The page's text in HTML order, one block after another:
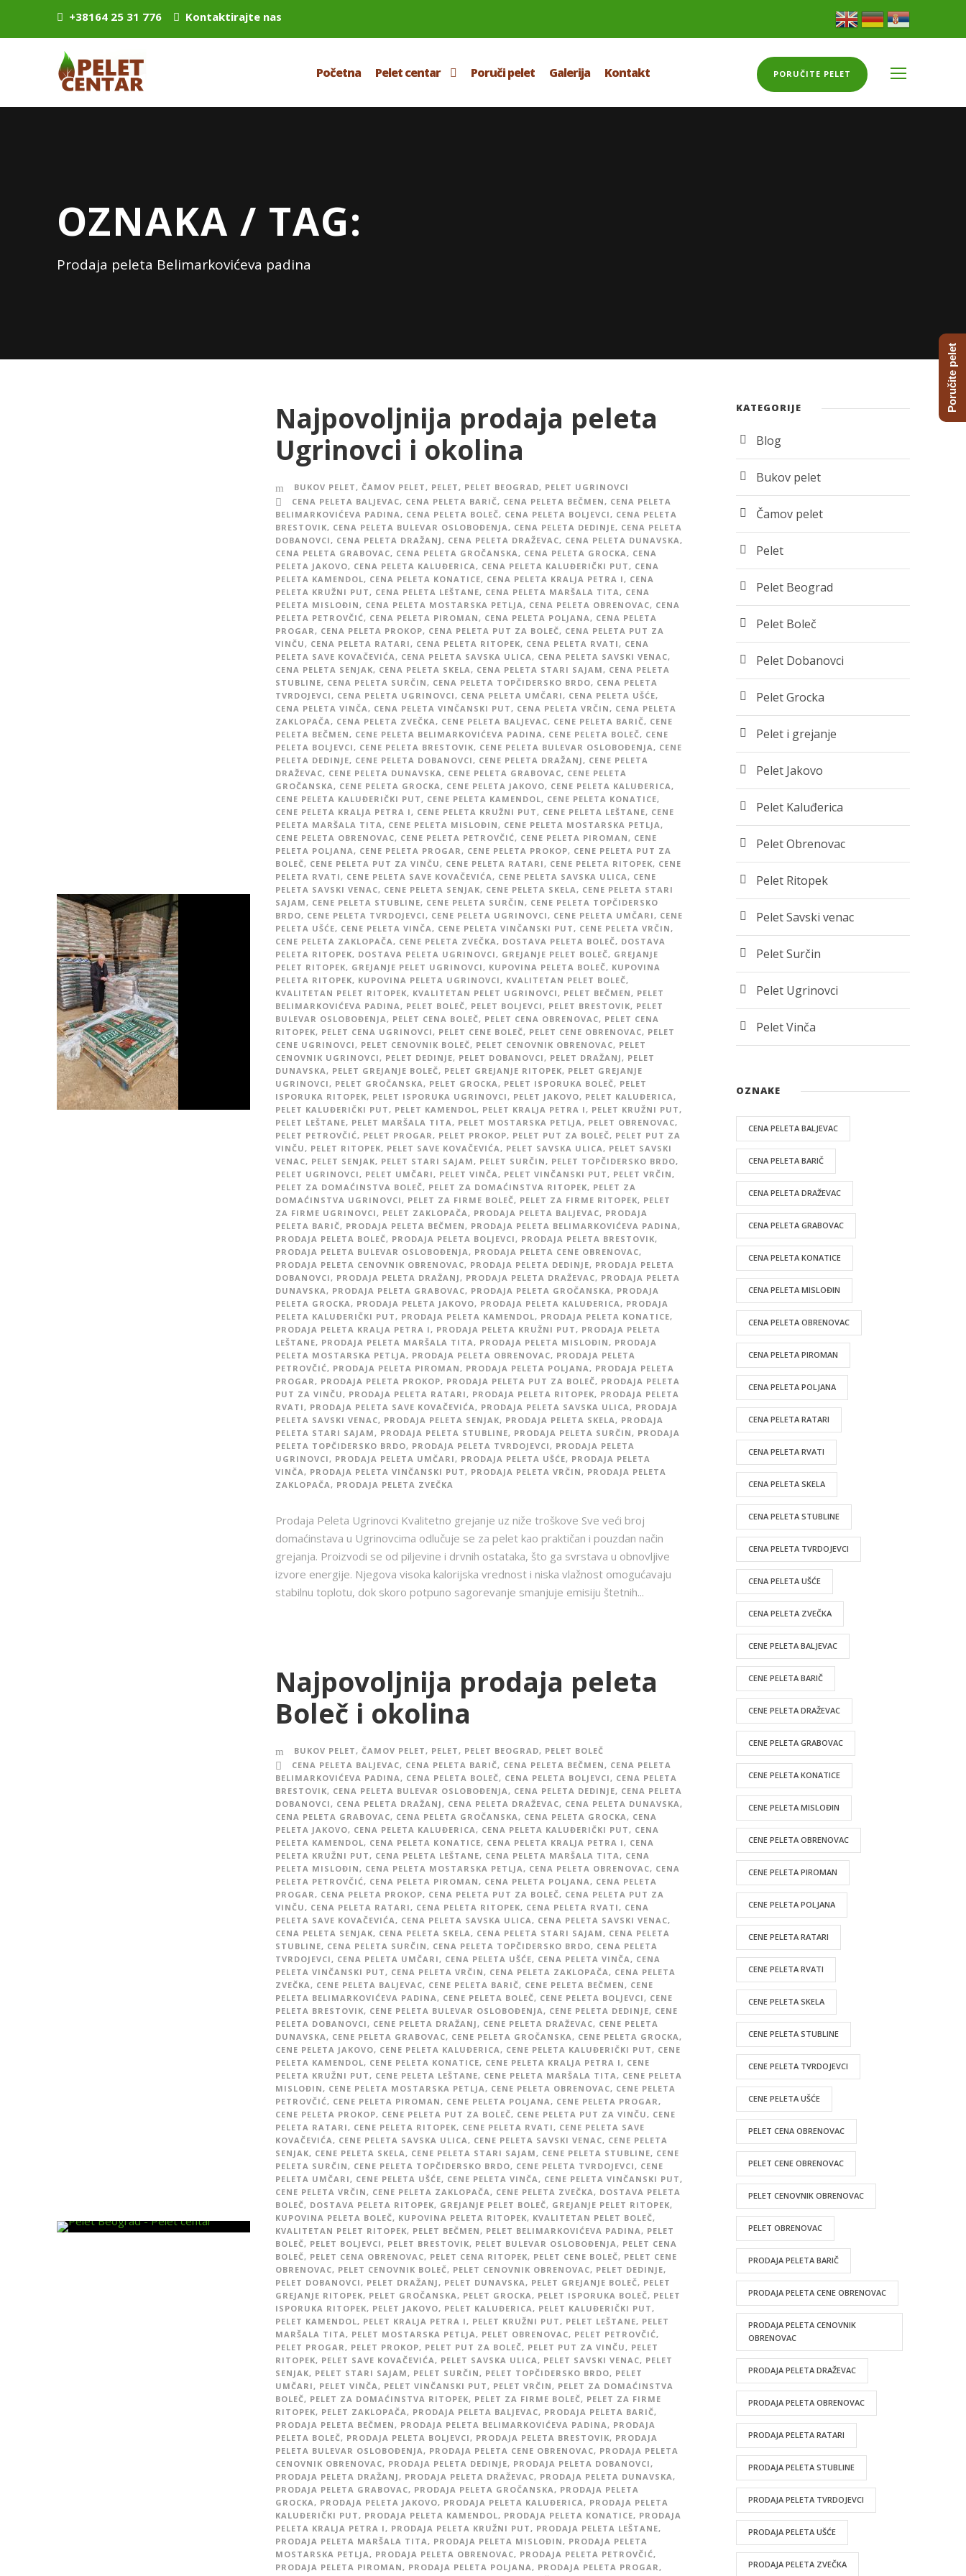
+38164 25 31 776 Kontaktirajte nas
Početna Pelet centar Poruči pelet Galerija Kontakt PORUČITE PELET
OZNAKA / TAG:
Prodaja peleta Belimarkovićeva padina
Najpovoljnija prodaja peleta
Ugrinovci i okolina
BUKOV PELET, ČAMOV PELET, PELET, PELET BEOGRAD, PELET UGRINOVCI
CENA PELETA BALJEVAC, CENA PELETA BARIČ, CENA PELETA BEČMEN, CENA PELETA
BELIMARKOVIĆEVA PADINA, CENA PELETA BOLEČ, CENA PELETA BOLJEVCI, CENA PELETA
BRESTOVIK, CENA PELETA BULEVAR OSLOBOĐENJA, CENA PELETA DEDINJE, CENA PELETA
DOBANOVCI, CENA PELETA DRAŽANJ, CENA PELETA DRAŽEVAC, CENA PELETA DUNAVSKA,
CENA PELETA GRABOVAC, CENA PELETA GROČANSKA, CENA PELETA GROCKA, CENA
PELETA JAKOVO, CENA PELETA KALUĐERICA, CENA PELETA KALUĐERIČKI PUT, CENA
PELETA KAMENDOL, CENA PELETA KONATICE, CENA PELETA KRALJA PETRA I, CENA
PELETA KRUŽNI PUT, CENA PELETA LEŠTANE, CENA PELETA MARŠALA TITA, CENA
PELETA MISLOĐIN, CENA PELETA MOSTARSKA PETLJA, CENA PELETA OBRENOVAC, CENA
PELETA PETROVČIĆ, CENA PELETA PIROMAN, CENA PELETA POLJANA, CENA PELETA
PROGAR, CENA PELETA PROKOP, CENA PELETA PUT ZA BOLEČ, CENA PELETA PUT ZA
VINČU, CENA PELETA RATARI, CENA PELETA RITOPEK, CENA PELETA RVATI, CENA
PELETA SAVE KOVAČEVIĆA, CENA PELETA SAVSKA ULICA, CENA PELETA SAVSKI VENAC,
CENA PELETA SENJAK, CENA PELETA SKELA, CENA PELETA STARI SAJAM, CENA PELETA
STUBLINE, CENA PELETA SURČIN, CENA PELETA TOPČIDERSKO BRDO, CENA PELETA
TVRDOJEVCI, CENA PELETA UGRINOVCI, CENA PELETA UMČARI, CENA PELETA UŠĆE,
CENA PELETA VINČA, CENA PELETA VINČANSKI PUT, CENA PELETA VRČIN, CENA PELETA
ZAKLOPAČA, CENA PELETA ZVEČKA, CENE PELETA BALJEVAC, CENE PELETA BARIČ, CENE
PELETA BEČMEN, CENE PELETA BELIMARKOVIĆEVA PADINA, CENE PELETA BOLEČ, CENE
PELETA BOLJEVCI, CENE PELETA BRESTOVIK, CENE PELETA BULEVAR OSLOBOĐENJA, CENE
PELETA DEDINJE, CENE PELETA DOBANOVCI, CENE PELETA DRAŽANJ, CENE PELETA
DRAŽEVAC, CENE PELETA DUNAVSKA, CENE PELETA GRABOVAC, CENE PELETA
GROČANSKA, CENE PELETA GROCKA, CENE PELETA JAKOVO, CENE PELETA KALUĐERICA,
CENE PELETA KALUĐERIČKI PUT, CENE PELETA KAMENDOL, CENE PELETA KONATICE,
CENE PELETA KRALJA PETRA I, CENE PELETA KRUŽNI PUT, CENE PELETA LEŠTANE, CENE
PELETA MARŠALA TITA, CENE PELETA MISLOĐIN, CENE PELETA MOSTARSKA PETLJA,
CENE PELETA OBRENOVAC, CENE PELETA PETROVČIĆ, CENE PELETA PIROMAN, CENE
PELETA POLJANA, CENE PELETA PROGAR, CENE PELETA PROKOP, CENE PELETA PUT ZA
BOLEČ, CENE PELETA PUT ZA VINČU, CENE PELETA RATARI, CENE PELETA RITOPEK, CENE
PELETA RVATI, CENE PELETA SAVE KOVAČEVIĆA, CENE PELETA SAVSKA ULICA, CENE
PELETA SAVSKI VENAC, CENE PELETA SENJAK, CENE PELETA SKELA, CENE PELETA STARI
SAJAM, CENE PELETA STUBLINE, CENE PELETA SURČIN, CENE PELETA TOPČIDERSKO
BRDO, CENE PELETA TVRDOJEVCI, CENE PELETA UGRINOVCI, CENE PELETA UMČARI, CENE
PELETA UŠĆE, CENE PELETA VINČA, CENE PELETA VINČANSKI PUT, CENE PELETA VRČIN,
CENE PELETA ZAKLOPAČA, CENE PELETA ZVEČKA, DOSTAVA PELETA BOLEČ, DOSTAVA
PELETA RITOPEK, DOSTAVA PELETA UGRINOVCI, GREJANJE PELET BOLEČ, GREJANJE
PELET RITOPEK, GREJANJE PELET UGRINOVCI, KUPOVINA PELETA BOLEČ, KUPOVINA
PELETA RITOPEK, KUPOVINA PELETA UGRINOVCI, KVALITETAN PELET BOLEČ,
KVALITETAN PELET RITOPEK, KVALITETAN PELET UGRINOVCI, PELET BEČMEN, PELET
BELIMARKOVIĆEVA PADINA, PELET BOLEČ, PELET BOLJEVCI, PELET BRESTOVIK, PELET
BULEVAR OSLOBOĐENJA, PELET CENA BOLEČ, PELET CENA OBRENOVAC, PELET CENA
RITOPEK, PELET CENA UGRINOVCI, PELET CENE BOLEČ, PELET CENE OBRENOVAC, PELET
CENE UGRINOVCI, PELET CENOVNIK BOLEČ, PELET CENOVNIK OBRENOVAC, PELET
CENOVNIK UGRINOVCI, PELET DEDINJE, PELET DOBANOVCI, PELET DRAŽANJ, PELET
DUNAVSKA, PELET GREJANJE BOLEČ, PELET GREJANJE RITOPEK, PELET GREJANJE
UGRINOVCI, PELET GROČANSKA, PELET GROCKA, PELET ISPORUKA BOLEČ, PELET
ISPORUKA RITOPEK, PELET ISPORUKA UGRINOVCI, PELET JAKOVO, PELET KALUĐERICA,
PELET KALUĐERIČKI PUT, PELET KAMENDOL, PELET KRALJA PETRA I, PELET KRUŽNI PUT,
PELET LEŠTANE, PELET MARŠALA TITA, PELET MOSTARSKA PETLJA, PELET OBRENOVAC,
PELET PETROVČIĆ, PELET PROGAR, PELET PROKOP, PELET PUT ZA BOLEČ, PELET PUT ZA
VINČU, PELET RITOPEK, PELET SAVE KOVAČEVIĆA, PELET SAVSKA ULICA, PELET SAVSKI
VENAC, PELET SENJAK, PELET STARI SAJAM, PELET SURČIN, PELET TOPČIDERSKO BRDO,
PELET UGRINOVCI, PELET UMČARI, PELET VINČA, PELET VINČANSKI PUT, PELET VRČIN,
PELET ZA DOMAĆINSTVA BOLEČ, PELET ZA DOMAĆINSTVA RITOPEK, PELET ZA
DOMAĆINSTVA UGRINOVCI, PELET ZA FIRME BOLEČ, PELET ZA FIRME RITOPEK, PELET
ZA FIRME UGRINOVCI, PELET ZAKLOPAČA, PRODAJA PELETA BALJEVAC, PRODAJA
PELETA BARIČ, PRODAJA PELETA BEČMEN, PRODAJA PELETA BELIMARKOVIĆEVA PADINA,
PRODAJA PELETA BOLEČ, PRODAJA PELETA BOLJEVCI, PRODAJA PELETA BRESTOVIK,
PRODAJA PELETA BULEVAR OSLOBOĐENJA, PRODAJA PELETA CENE OBRENOVAC,
PRODAJA PELETA CENOVNIK OBRENOVAC, PRODAJA PELETA DEDINJE, PRODAJA PELETA
DOBANOVCI, PRODAJA PELETA DRAŽANJ, PRODAJA PELETA DRAŽEVAC, PRODAJA PELETA
DUNAVSKA, PRODAJA PELETA GRABOVAC, PRODAJA PELETA GROČANSKA, PRODAJA
PELETA GROCKA, PRODAJA PELETA JAKOVO, PRODAJA PELETA KALUĐERICA, PRODAJA
PELETA KALUĐERIČKI PUT, PRODAJA PELETA KAMENDOL, PRODAJA PELETA KONATICE,
PRODAJA PELETA KRALJA PETRA I, PRODAJA PELETA KRUŽNI PUT, PRODAJA PELETA
LEŠTANE, PRODAJA PELETA MARŠALA TITA, PRODAJA PELETA MISLOĐIN, PRODAJA
PELETA MOSTARSKA PETLJA, PRODAJA PELETA OBRENOVAC, PRODAJA PELETA
PETROVČIĆ, PRODAJA PELETA PIROMAN, PRODAJA PELETA POLJANA, PRODAJA PELETA
PROGAR, PRODAJA PELETA PROKOP, PRODAJA PELETA PUT ZA BOLEČ, PRODAJA PELETA
PUT ZA VINČU, PRODAJA PELETA RATARI, PRODAJA PELETA RITOPEK, PRODAJA PELETA
RVATI, PRODAJA PELETA SAVE KOVAČEVIĆA, PRODAJA PELETA SAVSKA ULICA, PRODAJA
PELETA SAVSKI VENAC, PRODAJA PELETA SENJAK, PRODAJA PELETA SKELA, PRODAJA
PELETA STARI SAJAM, PRODAJA PELETA STUBLINE, PRODAJA PELETA SURČIN, PRODAJA
PELETA TOPČIDERSKO BRDO, PRODAJA PELETA TVRDOJEVCI, PRODAJA PELETA
UGRINOVCI, PRODAJA PELETA UMČARI, PRODAJA PELETA UŠĆE, PRODAJA PELETA
VINČA, PRODAJA PELETA VINČANSKI PUT, PRODAJA PELETA VRČIN, PRODAJA PELETA
ZAKLOPAČA, PRODAJA PELETA ZVEČKA
Prodaja Peleta Ugrinovci Kvalitetno grejanje uz niže troškove Sve veći broj
domaćinstava u Ugrinovcima odlučuje se za pelet kao praktičan i pouzdan način
grejanja. Proizvodi se od piljevine i drvnih ostataka, što ga svrstava u obnovljive
izvore energije. Njegova visoka kalorijska vrednost i niska vlažnost omogućavaju
stabilnu toplotu, dok skoro potpuno sagorevanje smanjuje emisiju štetnih...
Najpovoljnija prodaja peleta
Boleč i okolina
BUKOV PELET, ČAMOV PELET, PELET, PELET BEOGRAD, PELET BOLEČ
CENA PELETA BALJEVAC, CENA PELETA BARIČ, CENA PELETA BEČMEN, CENA PELETA
BELIMARKOVIĆEVA PADINA, CENA PELETA BOLEČ, CENA PELETA BOLJEVCI, CENA PELETA
BRESTOVIK, CENA PELETA BULEVAR OSLOBOĐENJA, CENA PELETA DEDINJE, CENA PELETA
DOBANOVCI, CENA PELETA DRAŽANJ, CENA PELETA DRAŽEVAC, CENA PELETA DUNAVSKA,
CENA PELETA GRABOVAC, CENA PELETA GROČANSKA, CENA PELETA GROCKA, CENA
PELETA JAKOVO, CENA PELETA KALUĐERICA, CENA PELETA KALUĐERIČKI PUT, CENA
PELETA KAMENDOL, CENA PELETA KONATICE, CENA PELETA KRALJA PETRA I, CENA
PELETA KRUŽNI PUT, CENA PELETA LEŠTANE, CENA PELETA MARŠALA TITA, CENA
PELETA MISLOĐIN, CENA PELETA MOSTARSKA PETLJA, CENA PELETA OBRENOVAC, CENA
PELETA PETROVČIĆ, CENA PELETA PIROMAN, CENA PELETA POLJANA, CENA PELETA
PROGAR, CENA PELETA PROKOP, CENA PELETA PUT ZA BOLEČ, CENA PELETA PUT ZA
VINČU, CENA PELETA RATARI, CENA PELETA RITOPEK, CENA PELETA RVATI, CENA
PELETA SAVE KOVAČEVIĆA, CENA PELETA SAVSKA ULICA, CENA PELETA SAVSKI VENAC,
CENA PELETA SENJAK, CENA PELETA SKELA, CENA PELETA STARI SAJAM, CENA PELETA
STUBLINE, CENA PELETA SURČIN, CENA PELETA TOPČIDERSKO BRDO, CENA PELETA
TVRDOJEVCI, CENA PELETA UMČARI, CENA PELETA UŠĆE, CENA PELETA VINČA, CENA
PELETA VINČANSKI PUT, CENA PELETA VRČIN, CENA PELETA ZAKLOPAČA, CENA PELETA
ZVEČKA, CENE PELETA BALJEVAC, CENE PELETA BARIČ, CENE PELETA BEČMEN, CENE
PELETA BELIMARKOVIĆEVA PADINA, CENE PELETA BOLEČ, CENE PELETA BOLJEVCI, CENE
PELETA BRESTOVIK, CENE PELETA BULEVAR OSLOBOĐENJA, CENE PELETA DEDINJE, CENE
PELETA DOBANOVCI, CENE PELETA DRAŽANJ, CENE PELETA DRAŽEVAC, CENE PELETA
DUNAVSKA, CENE PELETA GRABOVAC, CENE PELETA GROČANSKA, CENE PELETA GROCKA,
CENE PELETA JAKOVO, CENE PELETA KALUĐERICA, CENE PELETA KALUĐERIČKI PUT, CENE
PELETA KAMENDOL, CENE PELETA KONATICE, CENE PELETA KRALJA PETRA I, CENE
PELETA KRUŽNI PUT, CENE PELETA LEŠTANE, CENE PELETA MARŠALA TITA, CENE PELETA
MISLOĐIN, CENE PELETA MOSTARSKA PETLJA, CENE PELETA OBRENOVAC, CENE PELETA
PETROVČIĆ, CENE PELETA PIROMAN, CENE PELETA POLJANA, CENE PELETA PROGAR,
CENE PELETA PROKOP, CENE PELETA PUT ZA BOLEČ, CENE PELETA PUT ZA VINČU, CENE
PELETA RATARI, CENE PELETA RITOPEK, CENE PELETA RVATI, CENE PELETA SAVE
KOVAČEVIĆA, CENE PELETA SAVSKA ULICA, CENE PELETA SAVSKI VENAC, CENE PELETA
SENJAK, CENE PELETA SKELA, CENE PELETA STARI SAJAM, CENE PELETA STUBLINE, CENE
PELETA SURČIN, CENE PELETA TOPČIDERSKO BRDO, CENE PELETA TVRDOJEVCI, CENE
PELETA UMČARI, CENE PELETA UŠĆE, CENE PELETA VINČA, CENE PELETA VINČANSKI PUT,
CENE PELETA VRČIN, CENE PELETA ZAKLOPAČA, CENE PELETA ZVEČKA, DOSTAVA PELETA
BOLEČ, DOSTAVA PELETA RITOPEK, GREJANJE PELET BOLEČ, GREJANJE PELET RITOPEK,
KUPOVINA PELETA BOLEČ, KUPOVINA PELETA RITOPEK, KVALITETAN PELET BOLEČ,
KVALITETAN PELET RITOPEK, PELET BEČMEN, PELET BELIMARKOVIĆEVA PADINA, PELET
BOLEČ, PELET BOLJEVCI, PELET BRESTOVIK, PELET BULEVAR OSLOBOĐENJA, PELET CENA
BOLEČ, PELET CENA OBRENOVAC, PELET CENA RITOPEK, PELET CENE BOLEČ, PELET CENE
OBRENOVAC, PELET CENOVNIK BOLEČ, PELET CENOVNIK OBRENOVAC, PELET DEDINJE,
PELET DOBANOVCI, PELET DRAŽANJ, PELET DUNAVSKA, PELET GREJANJE BOLEČ, PELET
GREJANJE RITOPEK, PELET GROČANSKA, PELET GROCKA, PELET ISPORUKA BOLEČ, PELET
ISPORUKA RITOPEK, PELET JAKOVO, PELET KALUĐERICA, PELET KALUĐERIČKI PUT,
PELET KAMENDOL, PELET KRALJA PETRA I, PELET KRUŽNI PUT, PELET LEŠTANE, PELET
MARŠALA TITA, PELET MOSTARSKA PETLJA, PELET OBRENOVAC, PELET PETROVČIĆ,
PELET PROGAR, PELET PROKOP, PELET PUT ZA BOLEČ, PELET PUT ZA VINČU, PELET
RITOPEK, PELET SAVE KOVAČEVIĆA, PELET SAVSKA ULICA, PELET SAVSKI VENAC, PELET
SENJAK, PELET STARI SAJAM, PELET SURČIN, PELET TOPČIDERSKO BRDO, PELET
UMČARI, PELET VINČA, PELET VINČANSKI PUT, PELET VRČIN, PELET ZA DOMAĆINSTVA
BOLEČ, PELET ZA DOMAĆINSTVA RITOPEK, PELET ZA FIRME BOLEČ, PELET ZA FIRME
RITOPEK, PELET ZAKLOPAČA, PRODAJA PELETA BALJEVAC, PRODAJA PELETA BARIČ,
PRODAJA PELETA BEČMEN, PRODAJA PELETA BELIMARKOVIĆEVA PADINA, PRODAJA
PELETA BOLEČ, PRODAJA PELETA BOLJEVCI, PRODAJA PELETA BRESTOVIK, PRODAJA
PELETA BULEVAR OSLOBOĐENJA, PRODAJA PELETA CENE OBRENOVAC, PRODAJA PELETA
CENOVNIK OBRENOVAC, PRODAJA PELETA DEDINJE, PRODAJA PELETA DOBANOVCI,
PRODAJA PELETA DRAŽANJ, PRODAJA PELETA DRAŽEVAC, PRODAJA PELETA DUNAVSKA,
PRODAJA PELETA GRABOVAC, PRODAJA PELETA GROČANSKA, PRODAJA PELETA
GROCKA, PRODAJA PELETA JAKOVO, PRODAJA PELETA KALUĐERICA, PRODAJA PELETA
KALUĐERIČKI PUT, PRODAJA PELETA KAMENDOL, PRODAJA PELETA KONATICE, PRODAJA
PELETA KRALJA PETRA I, PRODAJA PELETA KRUŽNI PUT, PRODAJA PELETA LEŠTANE,
PRODAJA PELETA MARŠALA TITA, PRODAJA PELETA MISLOĐIN, PRODAJA PELETA
MOSTARSKA PETLJA, PRODAJA PELETA OBRENOVAC, PRODAJA PELETA PETROVČIĆ,
PRODAJA PELETA PIROMAN, PRODAJA PELETA POLJANA, PRODAJA PELETA PROGAR,
KATEGORIJE
Blog
Bukov pelet
Čamov pelet
Pelet
Pelet Beograd
Pelet Boleč
Pelet Dobanovci
Pelet Grocka
Pelet i grejanje
Pelet Jakovo
Pelet Kaluđerica
Pelet Obrenovac
Pelet Ritopek
Pelet Savski venac
Pelet Surčin
Pelet Ugrinovci
Pelet Vinča
OZNAKE
CENA PELETA BALJEVAC
CENA PELETA BARIČ
CENA PELETA DRAŽEVAC
CENA PELETA GRABOVAC
CENA PELETA KONATICE
CENA PELETA MISLOĐIN
CENA PELETA OBRENOVAC
CENA PELETA PIROMAN
CENA PELETA POLJANA
CENA PELETA RATARI
CENA PELETA RVATI
CENA PELETA SKELA
CENA PELETA STUBLINE
CENA PELETA TVRDOJEVCI
CENA PELETA UŠĆE
CENA PELETA ZVEČKA
CENE PELETA BALJEVAC
CENE PELETA BARIČ
CENE PELETA DRAŽEVAC
CENE PELETA GRABOVAC
CENE PELETA KONATICE
CENE PELETA MISLOĐIN
CENE PELETA OBRENOVAC
CENE PELETA PIROMAN
CENE PELETA POLJANA
CENE PELETA RATARI
CENE PELETA RVATI
CENE PELETA SKELA
CENE PELETA STUBLINE
CENE PELETA TVRDOJEVCI
CENE PELETA UŠĆE
PELET CENA OBRENOVAC
PELET CENE OBRENOVAC
PELET CENOVNIK OBRENOVAC
PELET OBRENOVAC
PRODAJA PELETA BARIČ
PRODAJA PELETA CENE OBRENOVAC
PRODAJA PELETA CENOVNIK
OBRENOVAC
PRODAJA PELETA DRAŽEVAC
PRODAJA PELETA OBRENOVAC
PRODAJA PELETA RATARI
PRODAJA PELETA STUBLINE
PRODAJA PELETA TVRDOJEVCI
PRODAJA PELETA UŠĆE
PRODAJA PELETA ZVEČKA
Poručite pelet